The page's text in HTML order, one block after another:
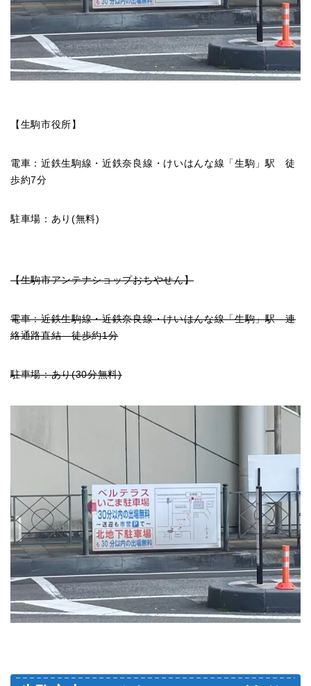
【生駒市役所】
電車：近鉄生駒線・近鉄奈良線・けいはんな線「生駒」駅 徒
歩約7分
駐車場：あり(無料)
【生駒市アンテナショップおちやせん】
電車：近鉄生駒線・近鉄奈良線・けいはんな線「生駒」駅 連
絡通路直結 徒歩約1分
駐車場：あり(30分無料)